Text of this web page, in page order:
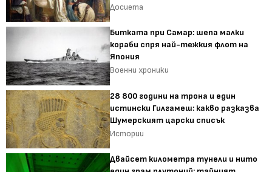
Досиета
Битката при Самар: шепа малки
кораби спря най-тежкия флот на
Япония
Военни хроники
28 800 години на трона и един
истински Гилгамеш: какво разказва
Шумерският царски списък
Истории
Двайсет километра тунели и нито